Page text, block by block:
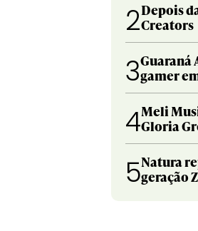
2Depois
Creators
3Guaraná
gamer
4Meli
Gloria
5Natura
geração Z